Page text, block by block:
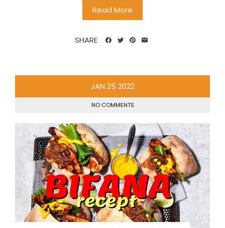
Read More
SHARE
JAN 25 2022
NO COMMENTS